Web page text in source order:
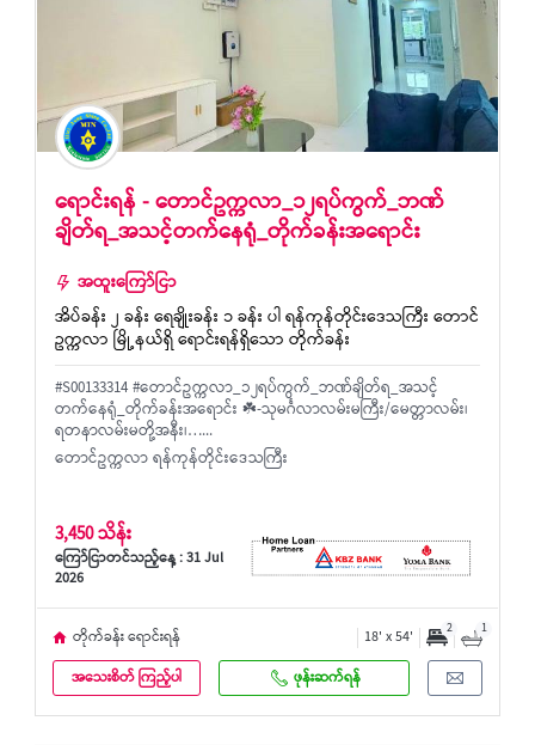
ရောင်းရန် - တောင်ဥက္ကလာ_၁၂ရပ်ကွက်_ဘဏ်
ချိတ်ရ_အသင့်တက်နေရုံ_တိုက်ခန်းအရောင်း
အထူးကြော်ငြာ
အိပ်ခန်း ၂ ခန်း ရေချိုးခန်း ၁ ခန်း ပါ ရန်ကုန်တိုင်းဒေသကြီး တောင်
ဥက္ကလာ မြို့နယ်ရှိ ရောင်းရန်ရှိသော တိုက်ခန်း
#S00133314 #တောင်ဥက္ကလာ_၁၂ရပ်ကွက်_ဘဏ်ချိတ်ရ_အသင့်
တက်နေရုံ_တိုက်ခန်းအရောင်း ☘️-သုမင်္ဂလာလမ်းမကြီး/မေတ္တာလမ်း၊
ရတနာလမ်းမတို့အနီး၊…...
တောင်ဥက္ကလာ ရန်ကုန်တိုင်းဒေသကြီး
3,450 သိန်း
ကြော်ငြာတင်သည့်နေ့ : 31 Jul
2026
တိုက်ခန်း ရောင်းရန် 18' x 54' 2 1
အသေးစိတ် ကြည့်ပါ ဖုန်းဆက်ရန်